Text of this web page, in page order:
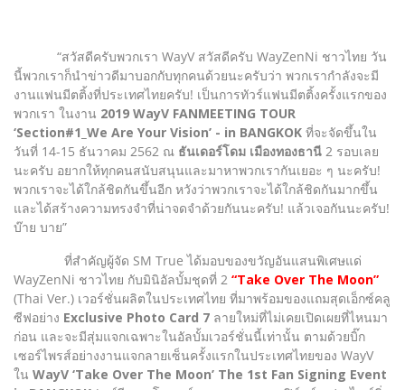
“สวัสดีครับพวกเรา WayV สวัสดีครับ WayZenNi ชาวไทย วัน
นี้พวกเราก็นำข่าวดีมาบอกกับทุกคนด้วยนะครับว่า พวกเรากำลังจะมี
งานแฟนมีตติ้งที่ประเทศไทยครับ! เป็นการทัวร์แฟนมีตติ้งครั้งแรกของ
พวกเรา ในงาน 2019 WayV FANMEETING TOUR
‘Section#1_We Are Your Vision’ - in BANGKOK ที่จะจัดขึ้นใน
วันที่ 14-15 ธันวาคม 2562 ณ ธันเดอร์โดม เมืองทองธานี 2 รอบเลย
นะครับ อยากให้ทุกคนสนับสนุนและมาหาพวกเรากันเยอะ ๆ นะครับ!
พวกเราจะได้ใกล้ชิดกันขึ้นอีก หวังว่าพวกเราจะได้ใกล้ชิดกันมากขึ้น
และได้สร้างความทรงจำที่น่าจดจำด้วยกันนะครับ! แล้วเจอกันนะครับ!
บ๊าย บาย”
ที่สำคัญผู้จัด SM True ได้มอบของขวัญอันแสนพิเศษแด่
WayZenNi ชาวไทย กับมินิอัลบั้มชุดที่ 2 “Take Over The Moon”
(Thai Ver.) เวอร์ชั่นผลิตในประเทศไทย ที่มาพร้อมของแถมสุดเอ็กซ์คลู
ซีฟอย่าง Exclusive Photo Card 7 ลายใหม่ที่ไม่เคยเปิดเผยที่ไหนมา
ก่อน และจะมีสุ่มแจกเฉพาะในอัลบั้มเวอร์ชั่นนี้เท่านั้น ตามด้วยบิ๊ก
เซอร์ไพรส์อย่างงานแจกลายเซ็นครั้งแรกในประเทศไทยของ WayV
ใน WayV ‘Take Over The Moon’ The 1st Fan Signing Event